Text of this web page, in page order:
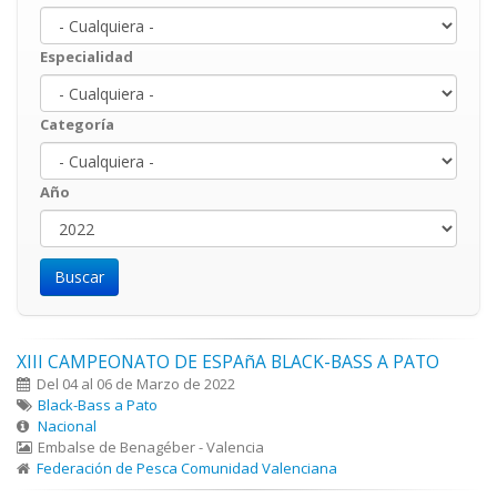
Especialidad
Categoría
Año
Año
Year
XIII CAMPEONATO DE ESPAñA BLACK-BASS A PATO
Del 04 al 06 de Marzo de 2022
Black-Bass a Pato
Nacional
Embalse de Benagéber - Valencia
Federación de Pesca Comunidad Valenciana